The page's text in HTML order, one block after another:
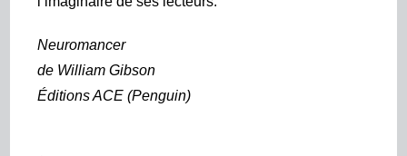
Neuromancer
de William Gibson
Éditions ACE (Penguin)